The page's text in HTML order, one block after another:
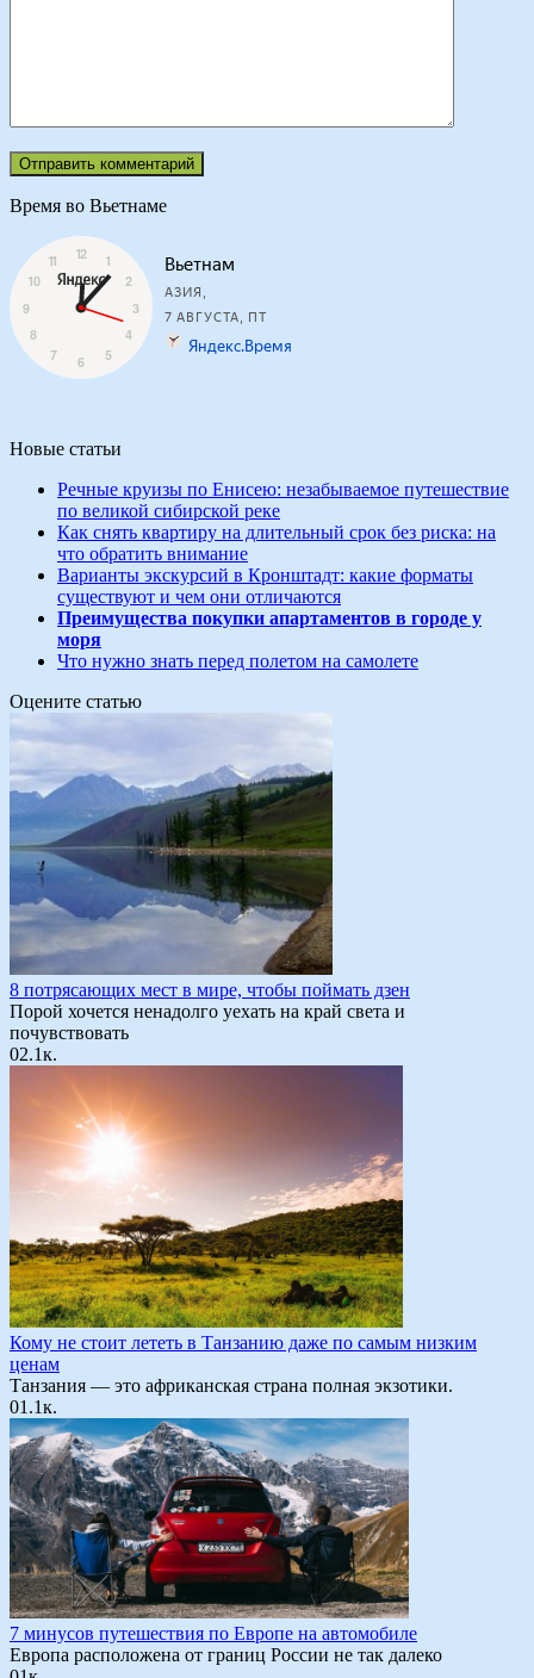
Время во Вьетнаме
Новые статьи
Речные круизы по Енисею: незабываемое путешествие
по великой сибирской реке
Как снять квартиру на длительный срок без риска: на
что обратить внимание
Варианты экскурсий в Кронштадт: какие форматы
существуют и чем они отличаются
Преимущества покупки апартаментов в городе у
моря
Что нужно знать перед полетом на самолете
Оцените статью
8 потрясающих мест в мире, чтобы поймать дзен
Порой хочется ненадолго уехать на край света и
почувствовать
02.1к.
Кому не стоит лететь в Танзанию даже по самым низким
ценам
Танзания — это африканская страна полная экзотики.
01.1к.
7 минусов путешествия по Европе на автомобиле
Европа расположена от границ России не так далеко